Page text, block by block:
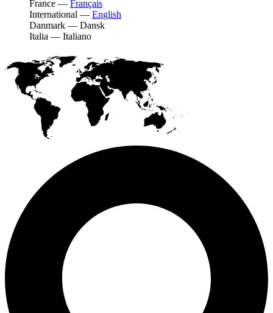
France — Français
International — English
Danmark — Dansk
Italia — Italiano